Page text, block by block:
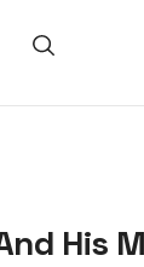
His